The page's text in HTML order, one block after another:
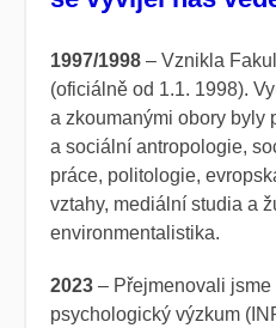
1997/1998 – Vznikla
(oficiálně od 1.1. 1998).
a zkoumanými obory byly
a sociální antropologie,
práce, politologie,
vztahy, mediální studia a
environmentalistika.
2023 – Přejmenovali
psychologický výzkum